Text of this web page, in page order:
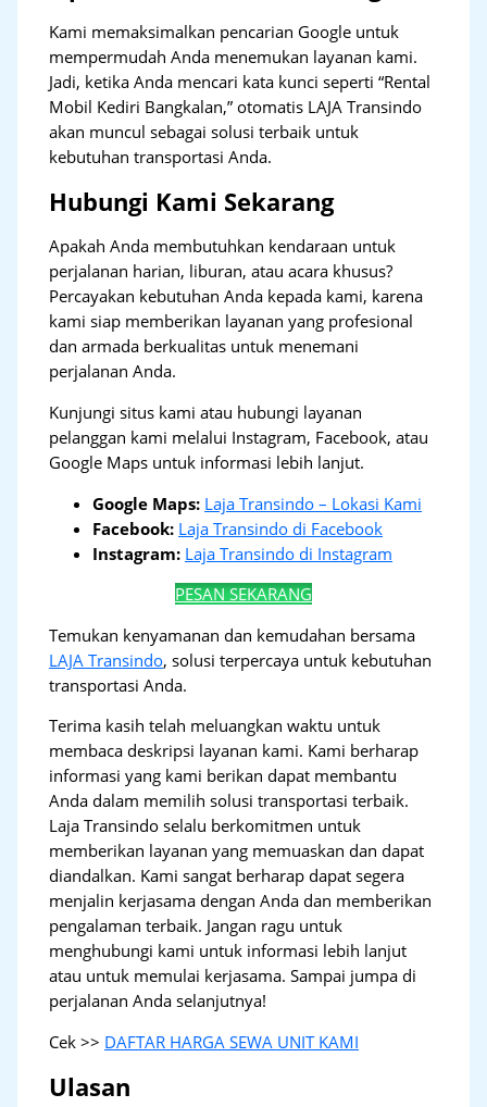
Kami memaksimalkan pencarian Google untuk
mempermudah Anda menemukan layanan kami.
Jadi, ketika Anda mencari kata kunci seperti “Rental
Mobil Kediri Bangkalan,” otomatis LAJA Transindo
akan muncul sebagai solusi terbaik untuk
kebutuhan transportasi Anda.
Hubungi Kami Sekarang
Apakah Anda membutuhkan kendaraan untuk
perjalanan harian, liburan, atau acara khusus?
Percayakan kebutuhan Anda kepada kami, karena
kami siap memberikan layanan yang profesional
dan armada berkualitas untuk menemani
perjalanan Anda.
Kunjungi situs kami atau hubungi layanan
pelanggan kami melalui Instagram, Facebook, atau
Google Maps untuk informasi lebih lanjut.
Google Maps: Laja Transindo – Lokasi Kami
Facebook: Laja Transindo di Facebook
Instagram: Laja Transindo di Instagram
PESAN SEKARANG
Temukan kenyamanan dan kemudahan bersama
LAJA Transindo, solusi terpercaya untuk kebutuhan
transportasi Anda.
Terima kasih telah meluangkan waktu untuk
membaca deskripsi layanan kami. Kami berharap
informasi yang kami berikan dapat membantu
Anda dalam memilih solusi transportasi terbaik.
Laja Transindo selalu berkomitmen untuk
memberikan layanan yang memuaskan dan dapat
diandalkan. Kami sangat berharap dapat segera
menjalin kerjasama dengan Anda dan memberikan
pengalaman terbaik. Jangan ragu untuk
menghubungi kami untuk informasi lebih lanjut
atau untuk memulai kerjasama. Sampai jumpa di
perjalanan Anda selanjutnya!
Cek >> DAFTAR HARGA SEWA UNIT KAMI
Ulasan